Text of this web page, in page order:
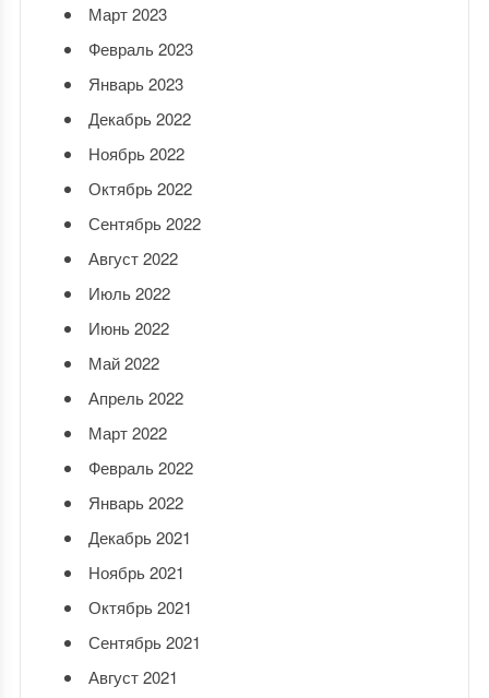
Март 2023
Февраль 2023
Январь 2023
Декабрь 2022
Ноябрь 2022
Октябрь 2022
Сентябрь 2022
Август 2022
Июль 2022
Июнь 2022
Май 2022
Апрель 2022
Март 2022
Февраль 2022
Январь 2022
Декабрь 2021
Ноябрь 2021
Октябрь 2021
Сентябрь 2021
Август 2021